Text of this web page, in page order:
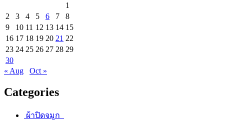
1
2
3 4 5 6 7
8
9
10 11 12 13 14 15
16 17 18 19 20 21 22
23 24 25 26 27 28 29
30
« Aug
Oct »
Categories
ผ้าปิดจมูก